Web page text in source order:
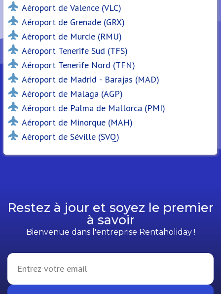
Aéroport de Valence (VLC)
Aéroport de Grenade (GRX)
Aéroport de Murcie (RMU)
Aéroport Tenerife Sud (TFS)
Aéroport Tenerife Nord (TFN)
Aéroport de Madrid - Barajas (MAD)
Aéroport de Malaga (AGP)
Aéroport de Palma de Mallorca (PMI)
Aéroport de Minorque (MAH)
Aéroport de Séville (SVQ)
Restez à jour et soyez le premier
à savoir
Bienvenue dans l'entreprise Rentaholiday !